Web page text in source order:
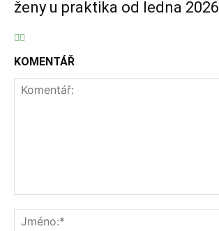
ženy u praktika od ledna 2026
KOMENTÁŘ